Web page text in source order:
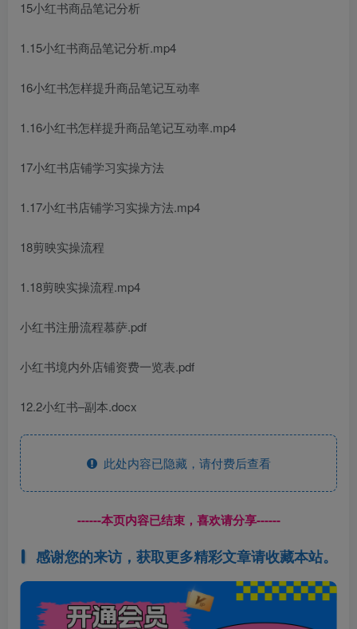
15小红书商品笔记分析
1.15小红书商品笔记分析.mp4
16小红书怎样提升商品笔记互动率
1.16小红书怎样提升商品笔记互动率.mp4
17小红书店铺学习实操方法
1.17小红书店铺学习实操方法.mp4
18剪映实操流程
1.18剪映实操流程.mp4
小红书注册流程慕萨.pdf
小红书境内外店铺资费一览表.pdf
12.2小红书–副本.docx
此处内容已隐藏，请付费后查看
------本页内容已结束，喜欢请分享------
感谢您的来访，获取更多精彩文章请收藏本站。